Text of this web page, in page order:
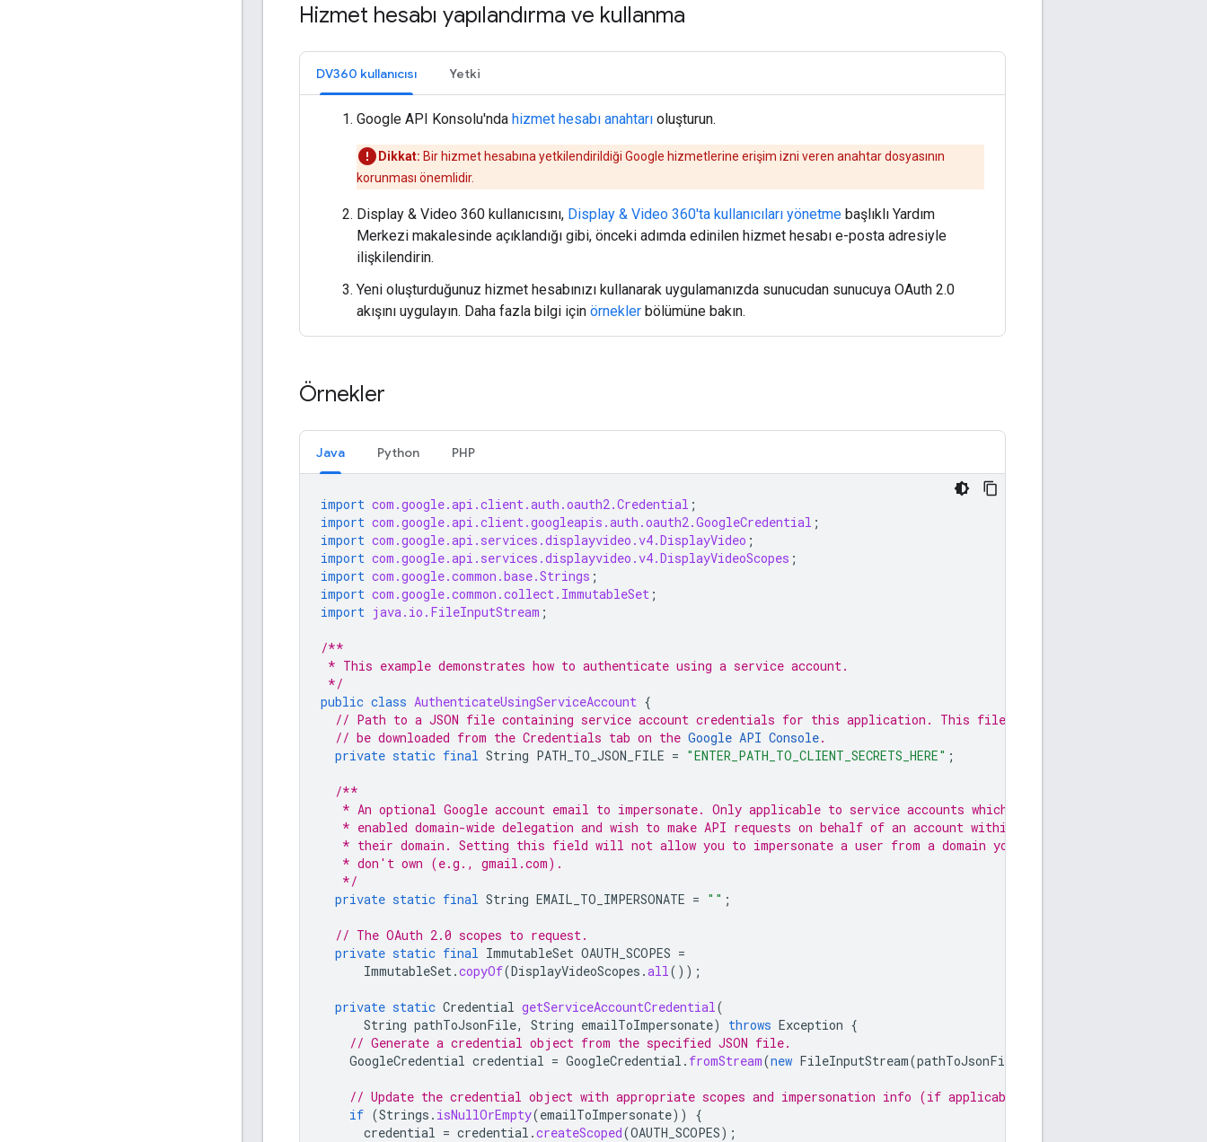
Hizmet hesabı yapılandırma ve kullanma
DV360 kullanıcısı Yetki
Google API Konsolu'nda hizmet hesabı anahtarı oluşturun.
Dikkat: Bir hizmet hesabına yetkilendirildiği Google hizmetlerine erişim izni veren anahtar dosyasının
korunması önemlidir.
Display & Video 360 kullanıcısını, Display & Video 360'ta kullanıcıları yönetme başlıklı Yardım
Merkezi makalesinde açıklandığı gibi, önceki adımda edinilen hizmet hesabı e-posta adresiyle
ilişkilendirin.
Yeni oluşturduğunuz hizmet hesabınızı kullanarak uygulamanızda sunucudan sunucuya OAuth 2.0
akışını uygulayın. Daha fazla bilgi için örnekler bölümüne bakın.
Örnekler
Java Python PHP
import com.google.api.client.auth.oauth2.Credential ;
import com.google.api.client.googleapis.auth.oauth2.GoogleCredential ;
import com.google.api.services.displayvideo.v4.DisplayVideo ;
import com.google.api.services.displayvideo.v4.DisplayVideoScopes ;
import com.google.common.base.Strings ;
import com.google.common.collect.ImmutableSet ;
import java.io.FileInputStream ;
/**
* This example demonstrates how to authenticate using a service account.
*/
public class AuthenticateUsingServiceAccount {
// Path to a JSON file containing service account credentials for this application. This file can
// be downloaded from the Credentials tab on the Google API Console.
private static final String PATH_TO_JSON_FILE = "ENTER_PATH_TO_CLIENT_SECRETS_HERE" ;
/**
   * An optional Google account email to impersonate. Only applicable to service accounts which have
   * enabled domain-wide delegation and wish to make API requests on behalf of an account within
   * their domain. Setting this field will not allow you to impersonate a user from a domain you
   * don't own (e.g., gmail.com).
   */
private static final String EMAIL_TO_IMPERSONATE = "" ;
// The OAuth 2.0 scopes to request.
private static final ImmutableSet OAUTH_SCOPES =
ImmutableSet.copyOf(DisplayVideoScopes .all());
private static Credential getServiceAccountCredential(
String pathToJsonFile, String emailToImpersonate) throws Exception {
// Generate a credential object from the specified JSON file.
GoogleCredential credential = GoogleCredential . fromStream(new FileInputStream(pathToJsonFile
// Update the credential object with appropriate scopes and impersonation info (if applicable).
if (Strings . isNullOrEmpty(emailToImpersonate))
{
credential = credential .createScoped(OAUTH_SCOPES);